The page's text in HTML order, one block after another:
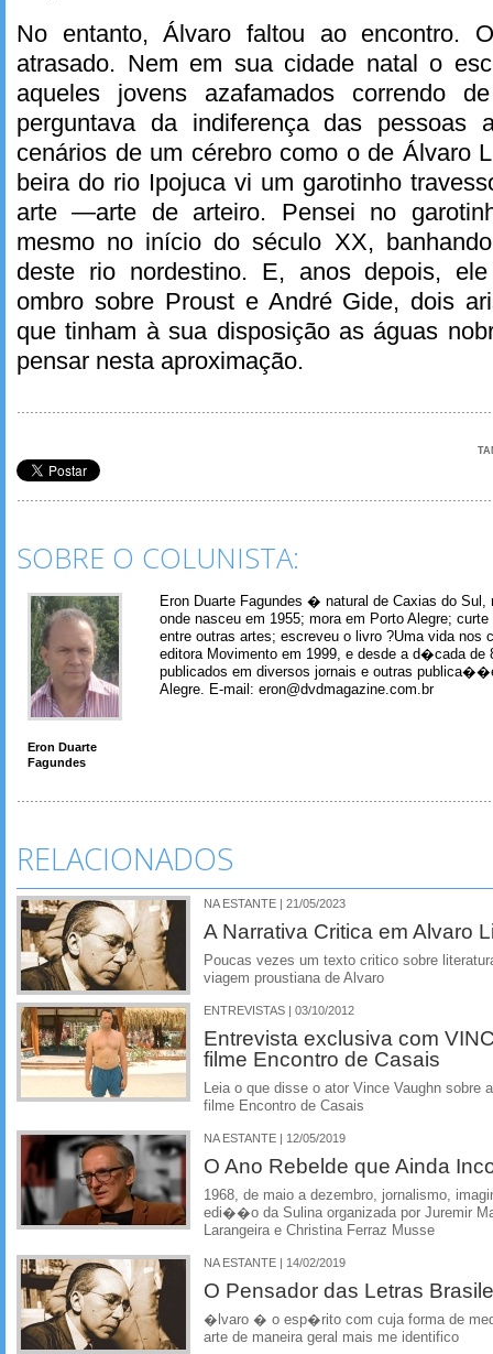
No entanto, Álvaro faltou ao encontro.
atrasado. Nem em sua cidade natal o
aqueles jovens azafamados correndo
perguntava da indiferença das pessoas
cenários de um cérebro como o de Álvaro
beira do rio Ipojuca vi um garotinho
arte —arte de arteiro. Pensei no
mesmo no início do século XX,
deste rio nordestino. E, anos depois,
ombro sobre Proust e André Gide, dois
que tinham à sua disposição as águas
pensar nesta aproximação.
SOBRE O COLUNISTA:
Eron Duarte
Fagundes
Eron Duarte Fagundes � natural de Caxias do Sul,
onde nasceu em 1955; mora em Porto Alegre;
entre outras artes; escreveu o livro ?Uma vida nos
editora Movimento em 1999, e desde a d�cada de
publicados em diversos jornais e outras
Alegre. E-mail: eron@dvdmagazine.com.br
RELACIONADOS
NA ESTANTE | 21/05/2023
A Narrativa Critica em Alvaro
Poucas vezes um texto critico sobre
viagem proustiana de Alvaro
ENTREVISTAS | 03/10/2012
Entrevista exclusiva com
filme Encontro de Casais
Leia o que disse o ator Vince Vaughn sobre
filme Encontro de Casais
NA ESTANTE | 12/05/2019
O Ano Rebelde que Ainda
1968, de maio a dezembro, jornalismo,
edi��o da Sulina organizada por Juremir
Larangeira e Christina Ferraz Musse
NA ESTANTE | 14/02/2019
O Pensador das Letras
�lvaro � o esp�rito com cuja forma de
arte de maneira geral mais me identifico